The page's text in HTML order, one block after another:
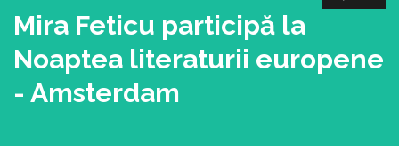
Mira Feticu participă la
Noaptea literaturii europene
- Amsterdam